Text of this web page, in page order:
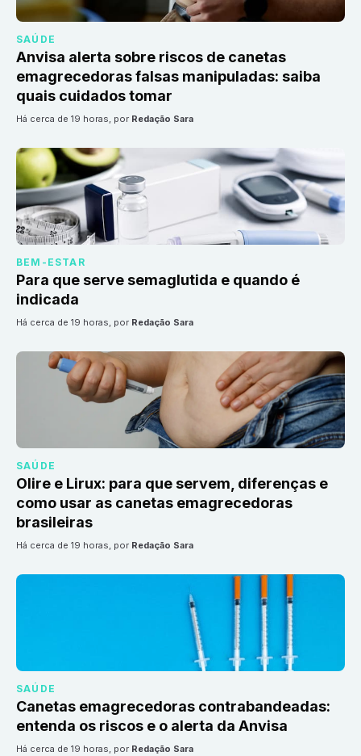
SAÚDE
Anvisa alerta sobre riscos de canetas
emagrecedoras falsas manipuladas: saiba
quais cuidados tomar
há cerca de 19 horas, por Redação Sara
BEM-ESTAR
Para que serve semaglutida e quando é
indicada
há cerca de 19 horas, por Redação Sara
SAÚDE
Olire e Lirux: para que servem, diferenças e
como usar as canetas emagrecedoras
brasileiras
há cerca de 19 horas, por Redação Sara
SAÚDE
Canetas emagrecedoras contrabandeadas:
entenda os riscos e o alerta da Anvisa
há cerca de 19 horas, por Redação Sara